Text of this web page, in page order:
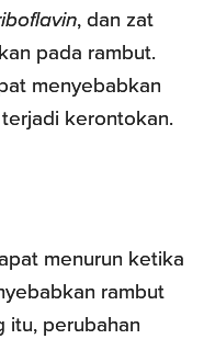
, dan zat
pada rambut.
menyebabkan
kerontokan.
menurun ketika
rambut
itu, perubahan